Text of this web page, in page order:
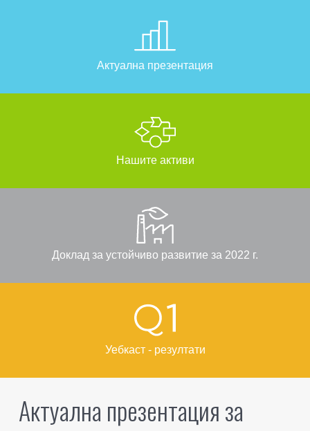
Актуална презентация
Нашите активи
Доклад за устойчиво развитие за 2022 г.
Уебкаст - резултати
Актуална презентация за